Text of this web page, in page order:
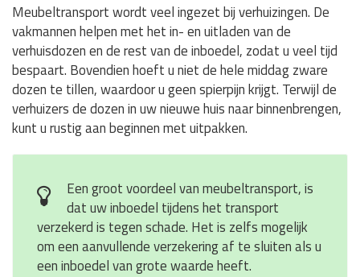
Meubeltransport wordt veel ingezet bij verhuizingen. De
vakmannen helpen met het in- en uitladen van de
verhuisdozen en de rest van de inboedel, zodat u veel tijd
bespaart. Bovendien hoeft u niet de hele middag zware
dozen te tillen, waardoor u geen spierpijn krijgt. Terwijl de
verhuizers de dozen in uw nieuwe huis naar binnenbrengen,
kunt u rustig aan beginnen met uitpakken.
Een groot voordeel van meubeltransport, is
dat uw inboedel tijdens het transport
verzekerd is tegen schade. Het is zelfs mogelijk
om een aanvullende verzekering af te sluiten als u
een inboedel van grote waarde heeft.